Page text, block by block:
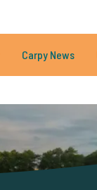
Carpy News